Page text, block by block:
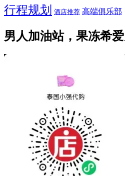
行程规划 酒店推荐 高端俱乐部
男人加油站，果冻希